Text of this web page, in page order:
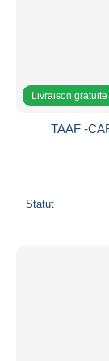
Livraison gratuite
TAAF -
Statut